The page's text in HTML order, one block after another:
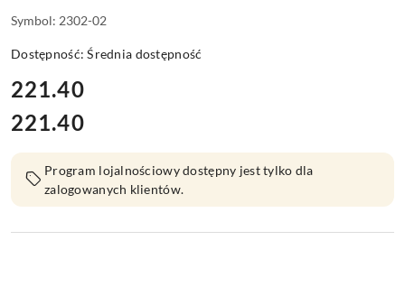
Symbol: 2302-02
Dostępność:Średnia dostępność
cena:
221.40
Cena:
221.40
Program lojalnościowy dostępny jest tylko dla
zalogowanych klientów.